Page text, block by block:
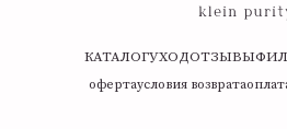
КАТАЛОГУХОДОТЗЫВЫ
офертаусловия возврата